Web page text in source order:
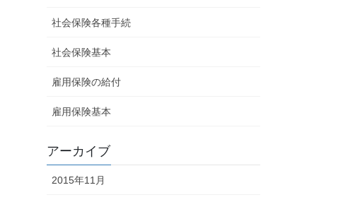
社会保険各種手続
社会保険基本
雇用保険の給付
雇用保険基本
アーカイブ
2015年11月